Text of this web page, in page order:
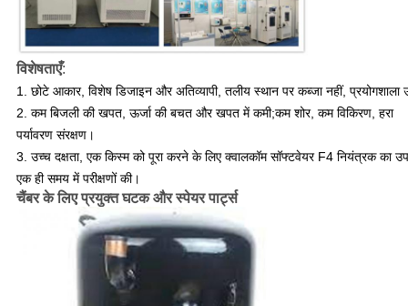
विशेषताएँ:
1. छोटे आकार, विशेष डिजाइन और अतिव्यापी, तलीय स्थान पर कब्जा नहीं,
2. कम बिजली की खपत, ऊर्जा की बचत और खपत में कमी;कम शोर, कम विकिरण, हरा
पर्यावरण संरक्षण।
3. उच्च दक्षता, एक किस्म को पूरा करने के लिए क्वालकॉम सॉफ्टवेयर F4 नियंत्रक का
एक ही समय में परीक्षणों की।
चैंबर के लिए प्रयुक्त घटक और स्पेयर पार्ट्स